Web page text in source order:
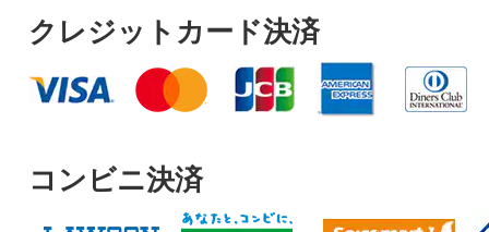
クレジットカード決済
コンビニ決済